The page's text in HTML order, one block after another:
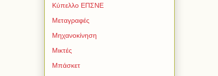
Κύπελλο ΕΠΣΝΕ
Μεταγραφές
Μηχανοκίνηση
Μικτές
Μπάσκετ